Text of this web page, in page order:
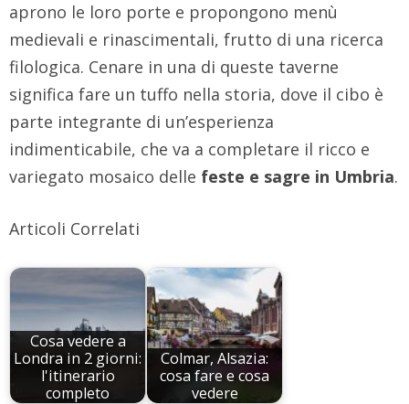
aprono le loro porte e propongono menù
medievali e rinascimentali, frutto di una ricerca
filologica. Cenare in una di queste taverne
significa fare un tuffo nella storia, dove il cibo è
parte integrante di un’esperienza
indimenticabile, che va a completare il ricco e
variegato mosaico delle feste e sagre in Umbria.
Articoli Correlati
Cosa vedere a
Londra in 2 giorni:
l'itinerario
completo
Colmar, Alsazia:
cosa fare e cosa
vedere